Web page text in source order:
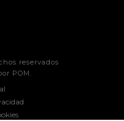
reservados
POM